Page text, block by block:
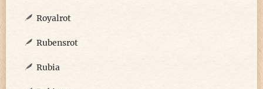
Royalrot
Rubensrot
Rubia